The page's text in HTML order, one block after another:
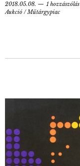
2018.05.08.
1 hozzászólás
Aukció /Műtárgypiac